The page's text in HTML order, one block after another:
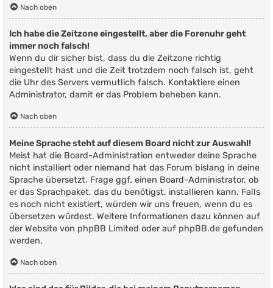
Nach oben
Ich habe die Zeitzone eingestellt, aber die Forenuhr geht
immer noch falsch!
Wenn du dir sicher bist, dass du die Zeitzone richtig
eingestellt hast und die Zeit trotzdem noch falsch ist, geht
die Uhr des Servers vermutlich falsch. Kontaktiere einen
Administrator, damit er das Problem beheben kann.
Nach oben
Meine Sprache steht auf diesem Board nicht zur Auswahl!
Meist hat die Board-Administration entweder deine Sprache
nicht installiert oder niemand hat das Forum bislang in deine
Sprache übersetzt. Frage ggf. einen Board-Administrator, ob
er das Sprachpaket, das du benötigst, installieren kann. Falls
es noch nicht existiert, würden wir uns freuen, wenn du es
übersetzen würdest. Weitere Informationen dazu können auf
der Website von phpBB Limited oder auf phpBB.de gefunden
werden.
Nach oben